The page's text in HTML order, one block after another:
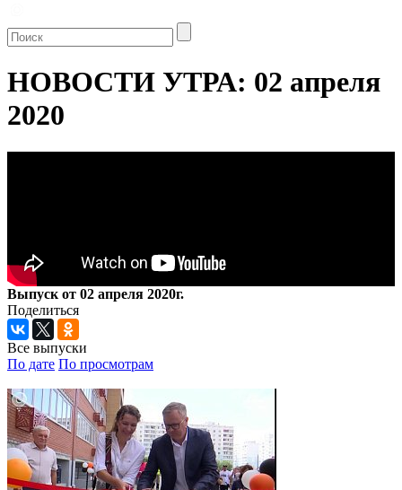
НОВОСТИ УТРА: 02 апреля
2020
Выпуск от 02 апреля 2020г.
Поделиться
Все выпуски
По дате По просмотрам